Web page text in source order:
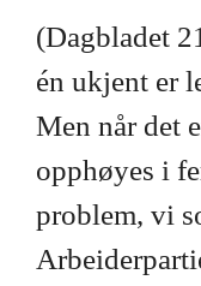
(Dagbladet
én ukjent er
Men når det
opphøyes i
problem, vi